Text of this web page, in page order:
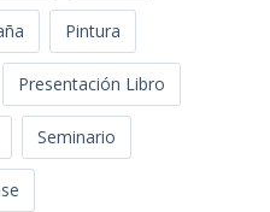
Pintura
Presentación Libro
Seminario